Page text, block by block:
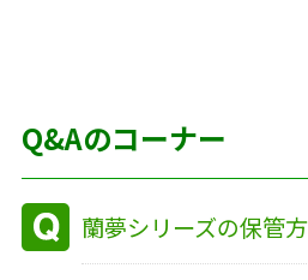
Q&Aのコーナー
蘭夢シリーズの保管